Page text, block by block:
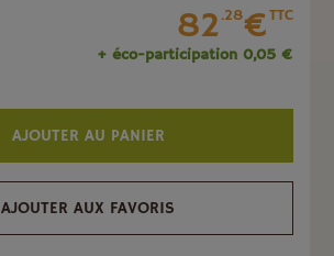
82.28€TTC
+ éco-participation 0,05 €
AJOUTER AU PANIER
AJOUTER AUX FAVORIS